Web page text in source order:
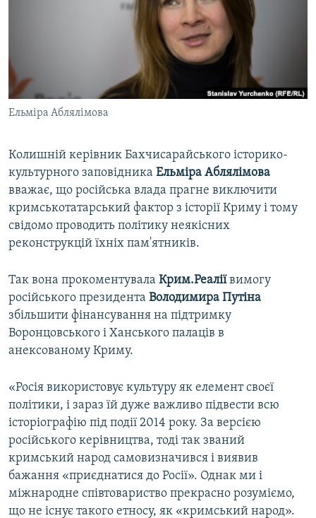
УКРАЇНСЬКА ПРОБЛЕМА КРИМУ
ІНФОГРАФІКА
ДОЛУЧАЙСЯ!
Усі сайти RFE/RL
Ельміра Аблялімова
Колишній керівник Бахчисарайського історико-
культурного заповідника Ельміра Аблялімова
вважає, що російська влада прагне виключити
кримськотатарський фактор з історії Криму і тому
свідомо проводить політику неякісних
реконструкцій їхніх пам'ятників.
Так вона прокоментувала Крим.Реаліївимогу
російського президента Володимира Путіна
збільшити фінансування на підтримку
Воронцовського і Ханського палаців в
анексованому Криму.
«Росія використовує культуру як елемент своєї
політики, і зараз їй дуже важливо підвести всю
історіографію під події 2014 року. За версією
російського керівництва, тоді так званий
кримський народ самовизначився і виявив
бажання «приєднатися до Росії». Однак ми і
міжнародне співтовариство прекрасно розуміємо,
що не існує такого етносу, як «кримський народ».